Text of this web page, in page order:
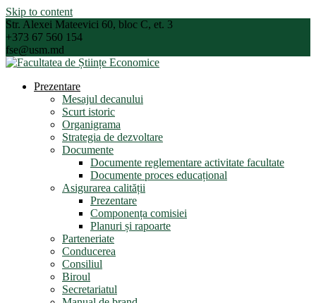
Skip to content
Str. Alexei Mateevici 60, bloc C, et. 3
+373 67 560 154
fse@usm.md
Prezentare
Mesajul decanului
Scurt istoric
Organigrama
Strategia de dezvoltare
Documente
Documente reglementare activitate facultate
Documente proces educațional
Asigurarea calității
Prezentare
Componența comisiei
Planuri și rapoarte
Parteneriate
Conducerea
Consiliul
Biroul
Secretariatul